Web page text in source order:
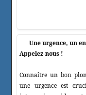
Une urgence, un
Appelez-nous !
Connaître un bon
une urgence est